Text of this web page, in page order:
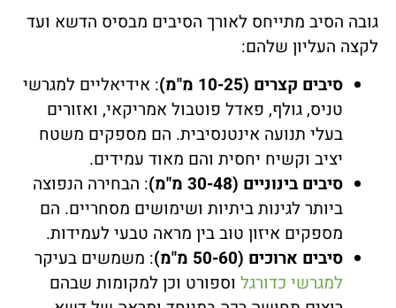
גובה הסיב מתייחס לאורך הסיבים מבסיס הדשא ועד
לקצה העליון שלהם:
סיבים קצרים (10-25 מ"מ)
: אידיאליים למגרשי
טניס, גולף, פאדל פוטבול אמריקאי, ואזורים
בעלי תנועה אינטנסיבית. הם מספקים משטח
יציב וקשיח יחסית והם מאוד עמידים.
סיבים בינוניים (30-48 מ"מ)
: הבחירה הנפוצה
ביותר לגינות ביתיות ושימושים מסחריים. הם
מספקים איזון טוב בין מראה טבעי לעמידות.
סיבים ארוכים (50-60 מ"מ)
: משמשים בעיקר
למגרשי כדורגל וספורט וכן למקומות שבהם